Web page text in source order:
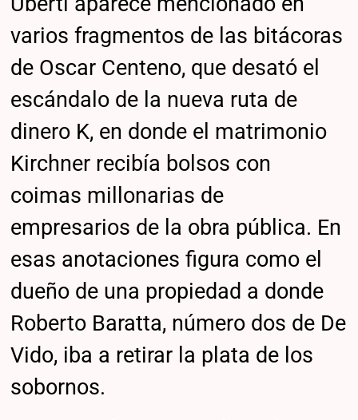
varios fragmentos de las bitácoras
de Oscar Centeno, que desató el
escándalo de la nueva ruta de
dinero K, en donde el matrimonio
Kirchner recibía bolsos con
coimas millonarias de
empresarios de la obra pública. En
esas anotaciones figura como el
dueño de una propiedad a donde
Roberto Baratta, número dos de De
Vido, iba a retirar la plata de los
sobornos.